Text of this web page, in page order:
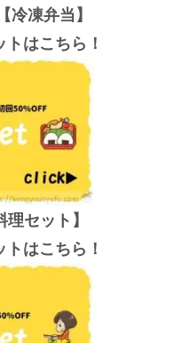
冷凍弁当】
はこちら！
セット】
はこちら！